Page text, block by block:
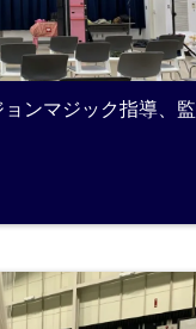
ンマジック指導、監